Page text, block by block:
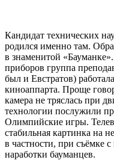
Кандидат технических
родился именно там.
в знаменитой
приборов группа
был и Евстратов)
киноаппарта. Проще
камера не тряслась при
технологии послужили
Олимпийские игры.
стабильная картинка на
в частности, при съёмке с
наработки бауманцев.